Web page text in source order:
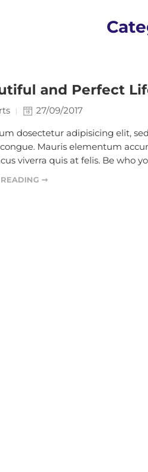
and Perfect
27/09/2017
dosectetur adipisicing elit,
Mauris elementum
viverra quis at felis. Be who
➞